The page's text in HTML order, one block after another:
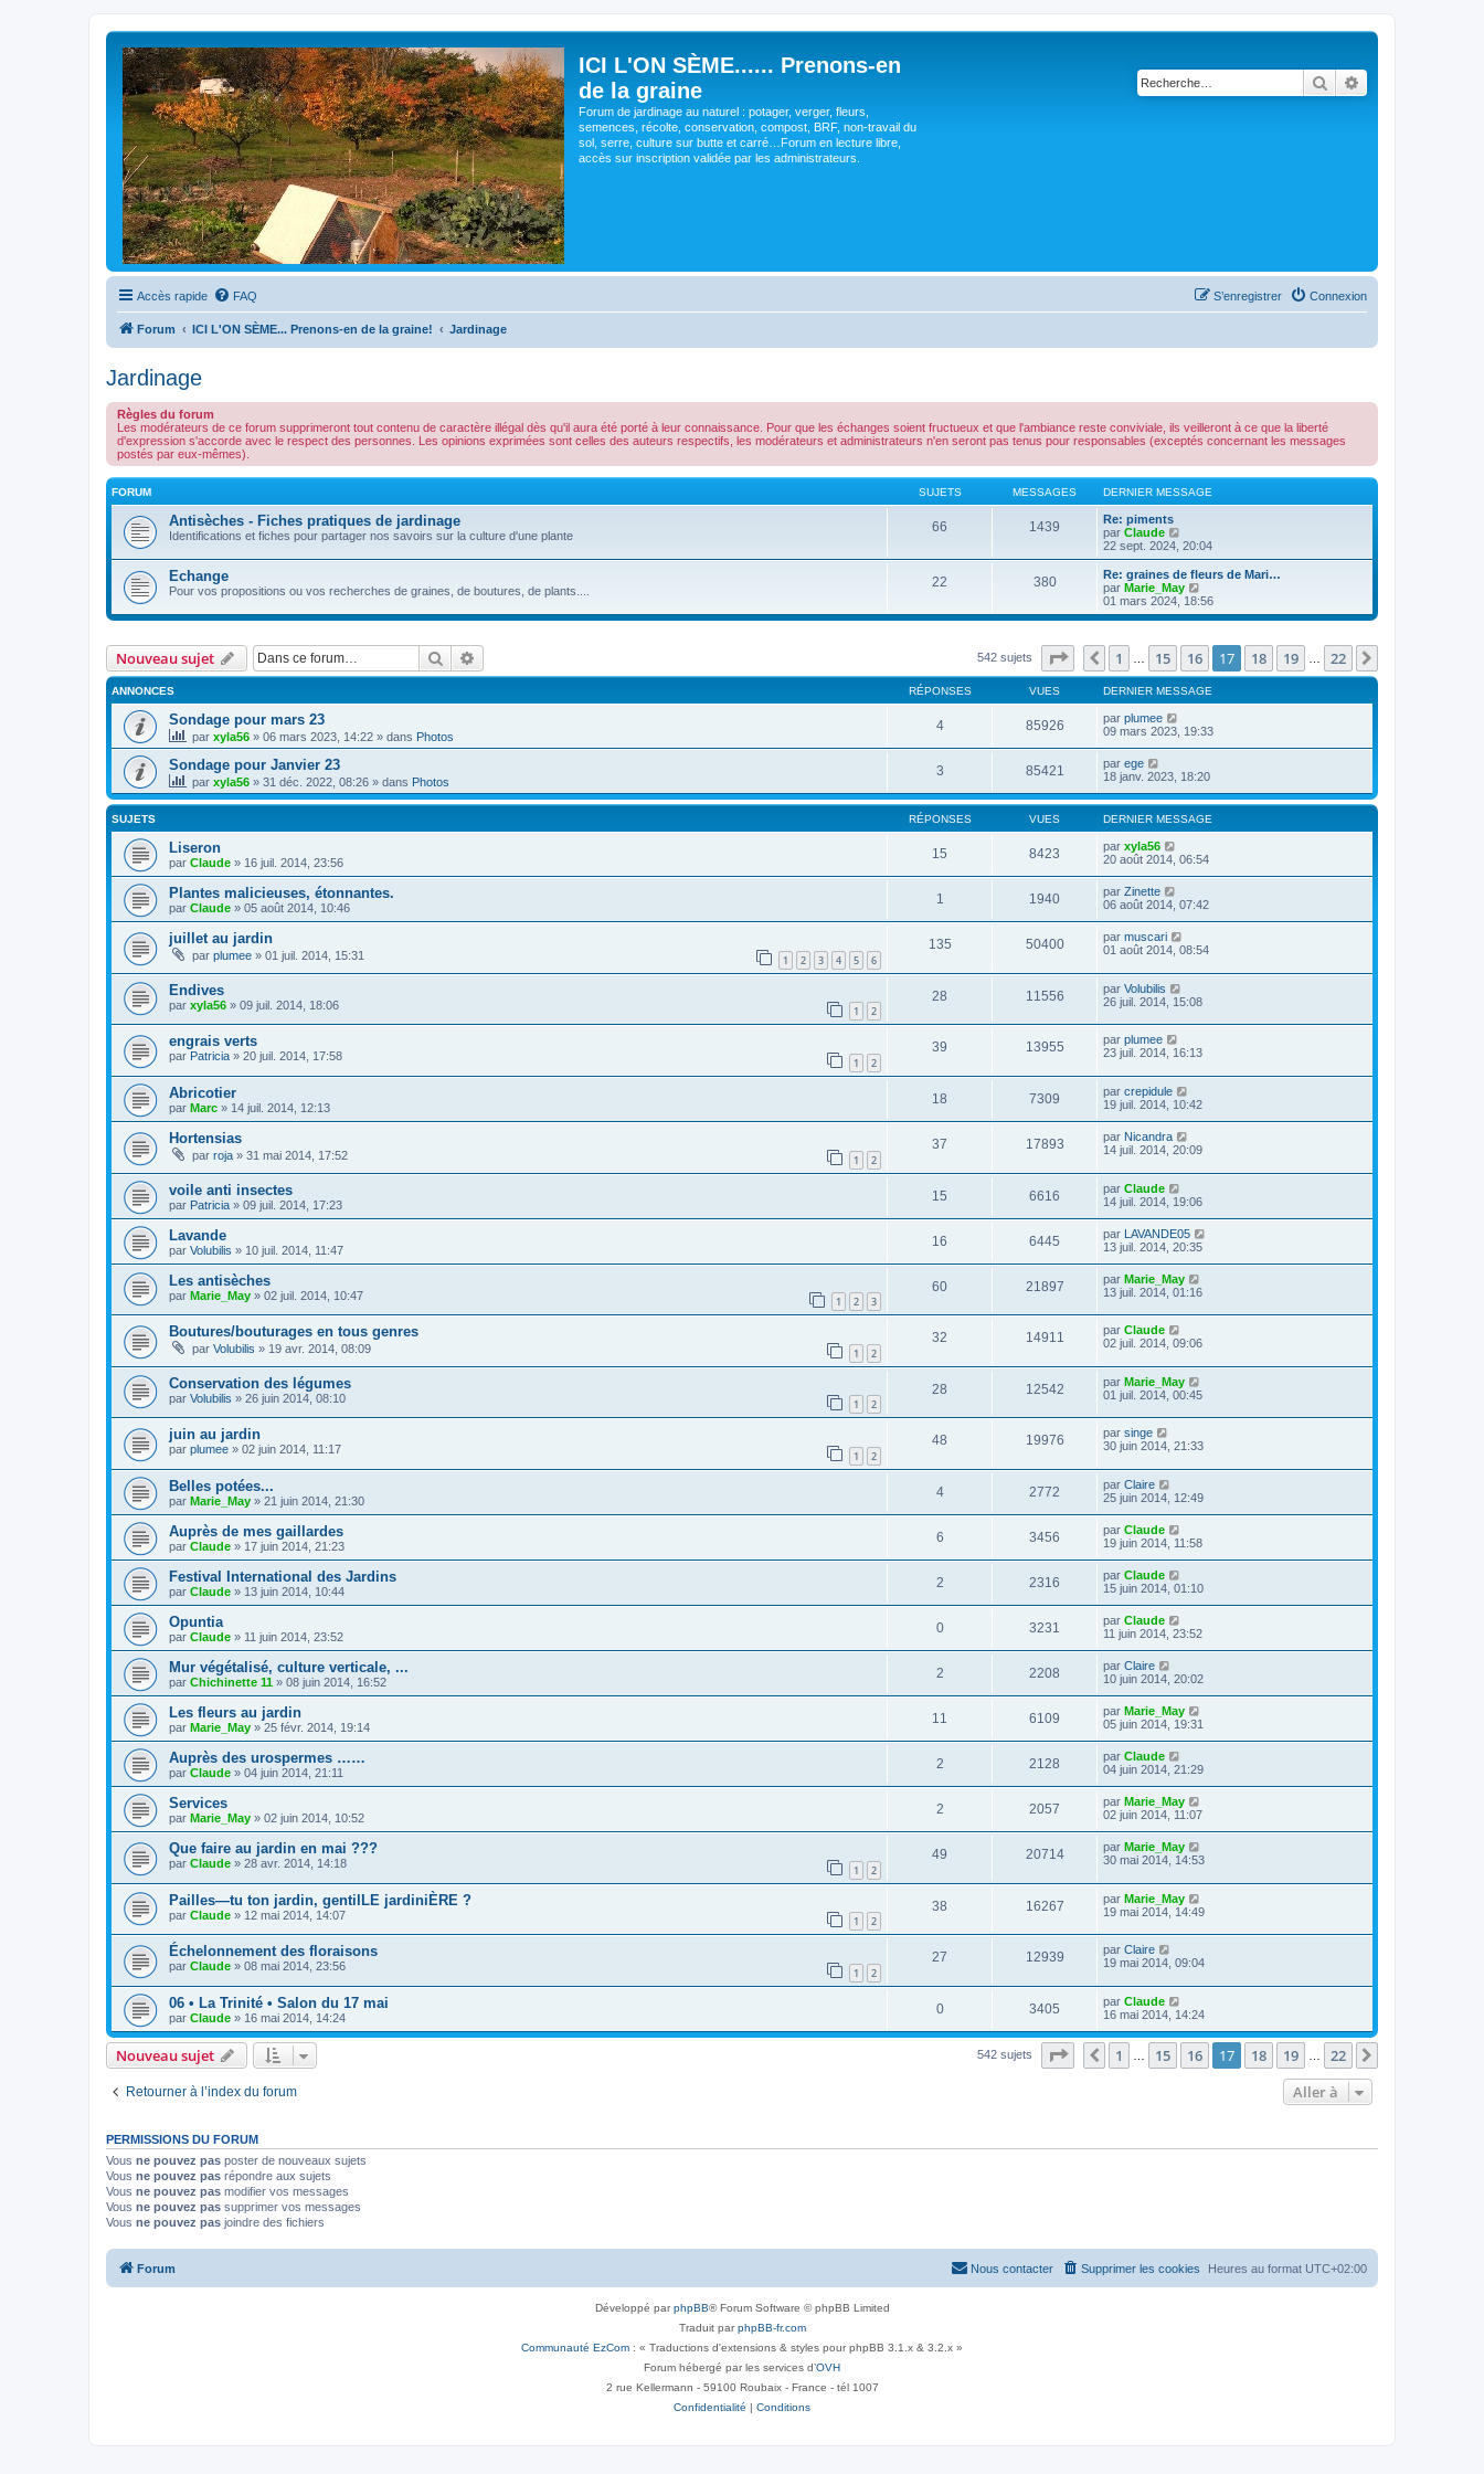
ICI L'ON SÈME...... Prenons-en
de la graine
Forum de jardinage au naturel : potager, verger, fleurs,
semences, récolte, conservation, compost, BRF, non-travail du
sol, serre, culture sur butte et carré…Forum en lecture libre,
accès sur inscription validée par les administrateurs.
Rechercher
Accès rapide FAQ Connexion
S’enregistrer
Forum ICI L'ON SÈME... Prenons-en de la graine! Jardinage
Jardinage
Règles du forum
Les modérateurs de ce forum supprimeront tout contenu de caractère illégal dès qu'il aura été porté à leur connaissance. Pour que les échanges soient fructueux et que l'ambiance reste conviviale, ils veilleront à ce que la liberté
d'expression s'accorde avec le respect des personnes. Les opinions exprimées sont celles des auteurs respectifs, les modérateurs et administrateurs n'en seront pas tenus pour responsables (exceptés concernant les messages
postés par eux-mêmes).
FORUM SUJETS MESSAGES DERNIER MESSAGE
Antisèches - Fiches pratiques de jardinage
Identifications et fiches pour partager nos savoirs sur la culture d'une plante
66 1439
Re: piments
par Claude
o
i
r
l
e
e
n
e
r
m
s
g
e
22 sept. 2024, 20:04
Echange
Pour vos propositions ou vos recherches de graines, de boutures, de plants....
22 380
Re: graines de fleurs de Mari…
par Marie_May
o
i
e
d
e
r
n
e
r
e
s
s
g
01 mars 2024, 18:56
Nouveau sujet Rechercher 542 sujets Page 17 sur 22
Précédente
1 15 16 17 18 19 22
ANNONCES RÉPONSES VUES DERNIER MESSAGE
Sondage pour mars 23
par xyla56 » 06 mars 2023, 14:22 » dans Photos
4 85926 par plumee
09 mars 2023, 19:33
Sondage pour Janvier 23
par xyla56 » 31 déc. 2022, 08:26 » dans Photos
3 85421 par ege
18 janv. 2023, 18:20
SUJETS RÉPONSES VUES DERNIER MESSAGE
Liseron
par Claude » 16 juil. 2014, 23:56
15 8423 par xyla56
20 août 2014, 06:54
Plantes malicieuses, étonnantes.
par Claude » 05 août 2014, 10:46
1 1940 par Zinette
06 août 2014, 07:42
juillet au jardin
par plumee » 01 juil. 2014, 15:31 1 2 3 4 5 6
135 50400 par muscari
01 août 2014, 08:54
Endives
par xyla56 » 09 juil. 2014, 18:06 1 2
28 11556 par Volubilis
26 juil. 2014, 15:08
engrais verts
par Patricia » 20 juil. 2014, 17:58 1 2
39 13955 par plumee
23 juil. 2014, 16:13
Abricotier
par Marc » 14 juil. 2014, 12:13
18 7309 par crepidule
19 juil. 2014, 10:42
Hortensias
par roja » 31 mai 2014, 17:52 1 2
37 17893 par Nicandra
14 juil. 2014, 20:09
voile anti insectes
par Patricia » 09 juil. 2014, 17:23
15 6616 par Claude
14 juil. 2014, 19:06
Lavande
par Volubilis » 10 juil. 2014, 11:47
16 6445 par LAVANDE05
13 juil. 2014, 20:35
Les antisèches
par Marie_May » 02 juil. 2014, 10:47 1 2 3
60 21897 par Marie_May
13 juil. 2014, 01:16
Boutures/bouturages en tous genres
par Volubilis » 19 avr. 2014, 08:09 1 2
32 14911 par Claude
02 juil. 2014, 09:06
Conservation des légumes
par Volubilis » 26 juin 2014, 08:10 1 2
28 12542 par Marie_May
01 juil. 2014, 00:45
juin au jardin
par plumee » 02 juin 2014, 11:17 1 2
48 19976 par singe
30 juin 2014, 21:33
Belles potées...
par Marie_May » 21 juin 2014, 21:30
4 2772 par Claire
25 juin 2014, 12:49
Auprès de mes gaillardes
par Claude » 17 juin 2014, 21:23
6 3456 par Claude
19 juin 2014, 11:58
Festival International des Jardins
par Claude » 13 juin 2014, 10:44
2 2316 par Claude
15 juin 2014, 01:10
Opuntia
par Claude » 11 juin 2014, 23:52
0 3231 par Claude
11 juin 2014, 23:52
Mur végétalisé, culture verticale, ...
par Chichinette 11 » 08 juin 2014, 16:52
2 2208 par Claire
10 juin 2014, 20:02
Les fleurs au jardin
par Marie_May » 25 févr. 2014, 19:14
11 6109 par Marie_May
05 juin 2014, 19:31
Auprès des urospermes ……
par Claude » 04 juin 2014, 21:11
2 2128 par Claude
04 juin 2014, 21:29
Services
par Marie_May » 02 juin 2014, 10:52
2 2057 par Marie_May
02 juin 2014, 11:07
Que faire au jardin en mai ???
par Claude » 28 avr. 2014, 14:18 1 2
49 20714 par Marie_May
30 mai 2014, 14:53
Pailles—tu ton jardin, gentilLE jardiniÈRE ?
par Claude » 12 mai 2014, 14:07 1 2
38 16267 par Marie_May
19 mai 2014, 14:49
Échelonnement des floraisons
par Claude » 08 mai 2014, 23:56 1 2
27 12939 par Claire
19 mai 2014, 09:04
06 • La Trinité • Salon du 17 mai
par Claude » 16 mai 2014, 14:24
0 3405 par Claude
16 mai 2014, 14:24
Nouveau sujet 542 sujets Page 17 sur 22
Précédente
1 15 16 17 18 19 22
Retourner à l’index du forum Aller à
PERMISSIONS DU FORUM
Vous ne pouvez pas poster de nouveaux sujets
Vous ne pouvez pas répondre aux sujets
Vous ne pouvez pas modifier vos messages
Vous ne pouvez pas supprimer vos messages
Vous ne pouvez pas joindre des fichiers
Forum Heures au format UTC+02:00
Supprimer les cookies
Nous contacter
Développé parphpBB® Forum Software © phpBB Limited
Traduit parphpBB-fr.com
Communauté EzCom : « Traductions d'extensions & styles pour phpBB 3.1.x & 3.2.x »
Forum hébergé par les services d’OVH
2 rue Kellermann - 59100 Roubaix - France - tél 1007
Confidentialité | Conditions